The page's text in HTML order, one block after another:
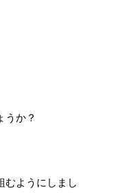
うか？
むようにしまし